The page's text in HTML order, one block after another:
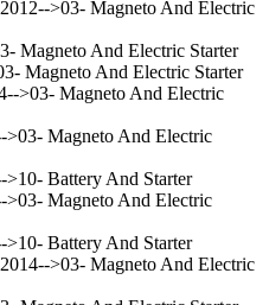
>03- Magneto And Electric
Magneto And Electric Starter
Magneto And Electric Starter
>03- Magneto And Electric
Magneto And Electric
Battery And Starter
Magneto And Electric
Battery And Starter
>03- Magneto And Electric